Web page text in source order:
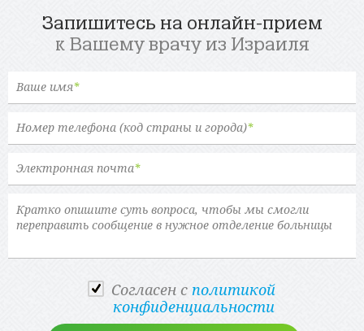
Запишитесь на онлайн-прием
к Вашему врачу из Израиля
Ваше имя*
Номер телефона (код страны и города)*
Электронная почта*
Cогласен с политикой
конфиденциальности